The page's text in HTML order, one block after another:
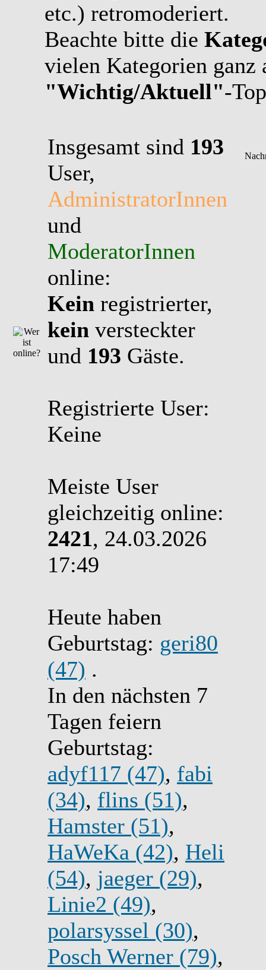
etc.) retromoderiert.
Beachte bitte die
vielen Kategorien ganz
"Wichtig/Aktuell"-
Insgesamt sind 193
User,
AdministratorInnen
und
ModeratorInnen
online:
Kein registrierter,
kein versteckter
und 193 Gäste.
Registrierte User:
Keine
Meiste User
gleichzeitig online:
2421, 24.03.2026
17:49
Heute haben
Geburtstag: geri80
(47) .
In den nächsten 7
Tagen feiern
Geburtstag:
adyf117 (47), fabi
(34), flins (51),
Hamster (51),
HaWeKa (42), Heli
(54), jaeger (29),
Linie2 (49),
polarsyssel (30),
Posch Werner (79),